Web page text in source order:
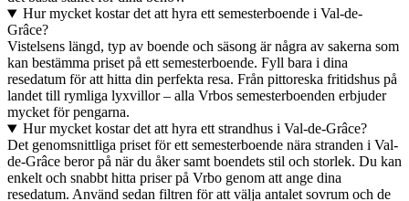
Hur mycket kostar det att hyra ett semesterboende i Val-de-
Grâce?
Vistelsens längd, typ av boende och säsong är några av sakerna som
kan bestämma priset på ett semesterboende. Fyll bara i dina
resedatum för att hitta din perfekta resa. Från pittoreska fritidshus på
landet till rymliga lyxvillor – alla Vrbos semesterboenden erbjuder
mycket för pengarna.
Hur mycket kostar det att hyra ett strandhus i Val-de-Grâce?
Det genomsnittliga priset för ett semesterboende nära stranden i Val-
de-Grâce beror på när du åker samt boendets stil och storlek. Du kan
enkelt och snabbt hitta priser på Vrbo genom att ange dina
resedatum. Använd sedan filtren för att välja antalet sovrum och de